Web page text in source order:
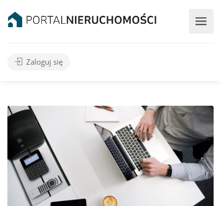
Zaloguj się